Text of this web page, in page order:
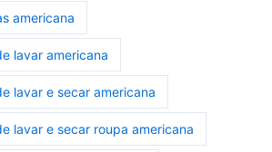
americana
lavar americana
lavar e secar americana
lavar e secar roupa americana